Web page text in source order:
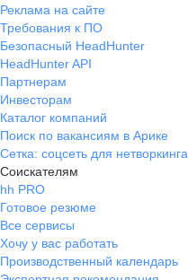
Реклама на сайте
Требования к ПО
Безопасный HeadHunter
HeadHunter API
Партнерам
Инвесторам
Каталог компаний
Поиск по вакансиям в Арике
Сетка: соцсеть для нетворкинга
Соискателям
hh PRO
Готовое резюме
Все сервисы
Хочу у вас работать
Производственный календарь